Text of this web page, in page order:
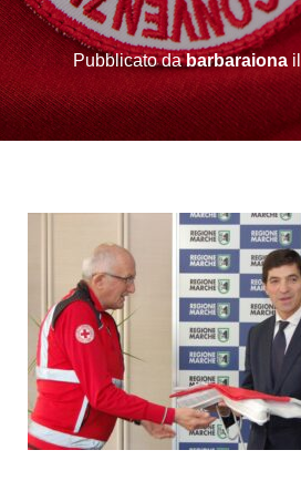
Pubblicato dabarbaraiona il